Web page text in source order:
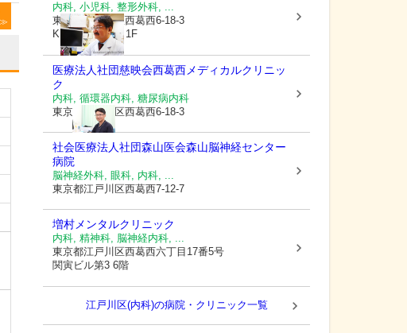
内科, 小児科, 整形外科, ...
東京都江戸川区西葛西6-18-3
KIRAKUビルⅡ 1F
医療法人社団慈映会西葛西メディカルクリニッ
ク
内科, 循環器内科, 糖尿病内科
東京都江戸川区西葛西6-18-3
社会医療法人社団森山医会森山脳神経センター
病院
脳神経外科, 眼科, 内科, ...
東京都江戸川区西葛西7-12-7
増村メンタルクリニック
内科, 精神科, 脳神経内科, ...
東京都江戸川区西葛西六丁目17番5号
関寅ビル第3 6階
江戸川区(内科)の病院・クリニック一覧